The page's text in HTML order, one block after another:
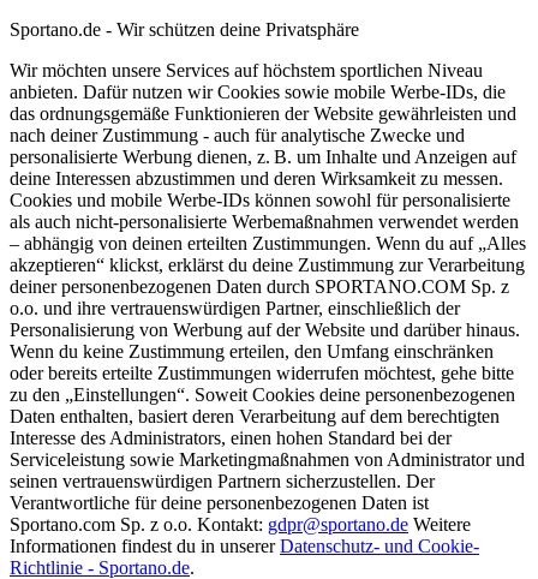
Sportano.de - Wir schützen deine Privatsphäre
Wir möchten unsere Services auf höchstem sportlichen Niveau
anbieten. Dafür nutzen wir Cookies sowie mobile Werbe-IDs, die
das ordnungsgemäße Funktionieren der Website gewährleisten und
nach deiner Zustimmung - auch für analytische Zwecke und
personalisierte Werbung dienen, z. B. um Inhalte und Anzeigen auf
deine Interessen abzustimmen und deren Wirksamkeit zu messen.
Cookies und mobile Werbe-IDs können sowohl für personalisierte
als auch nicht-personalisierte Werbemaßnahmen verwendet werden
– abhängig von deinen erteilten Zustimmungen. Wenn du auf „Alles
akzeptieren“ klickst, erklärst du deine Zustimmung zur Verarbeitung
deiner personenbezogenen Daten durch SPORTANO.COM Sp. z
o.o. und ihre vertrauenswürdigen Partner, einschließlich der
Personalisierung von Werbung auf der Website und darüber hinaus.
Wenn du keine Zustimmung erteilen, den Umfang einschränken
oder bereits erteilte Zustimmungen widerrufen möchtest, gehe bitte
zu den „Einstellungen“. Soweit Cookies deine personenbezogenen
Daten enthalten, basiert deren Verarbeitung auf dem berechtigten
Interesse des Administrators, einen hohen Standard bei der
Serviceleistung sowie Marketingmaßnahmen von Administrator und
seinen vertrauenswürdigen Partnern sicherzustellen. Der
Verantwortliche für deine personenbezogenen Daten ist
Sportano.com Sp. z o.o. Kontakt: gdpr@sportano.de Weitere
Informationen findest du in unsererDatenschutz- und Cookie-
Richtlinie - Sportano.de.